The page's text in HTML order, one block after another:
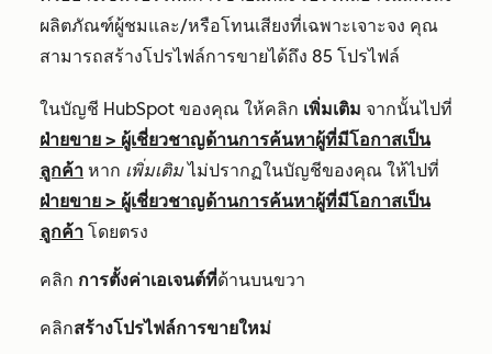
ผลิตภัณฑ์ผู้ชมและ/หรือโทนเสียงที่เฉพาะเจาะจง คุณ
สามารถสร้างโปรไฟล์การขายได้ถึง 85 โปรไฟล์
ในบัญชี HubSpot ของคุณ ให้คลิก เพิ่มเติม จากนั้นไปที่
ฝ่ายขาย > ผู้เชี่ยวชาญด้านการค้นหาผู้ที่มีโอกาสเป็น
ลูกค้า หาก เพิ่มเติมไม่ปรากฏในบัญชีของคุณ ให้ไปที่
ฝ่ายขาย > ผู้เชี่ยวชาญด้านการค้นหาผู้ที่มีโอกาสเป็น
ลูกค้า โดยตรง
คลิก การตั้งค่าเอเจนต์ที่ด้านบนขวา
คลิกสร้างโปรไฟล์การขายใหม่